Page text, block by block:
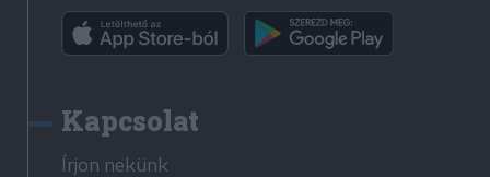
Kapcsolat
Írjon nekünk